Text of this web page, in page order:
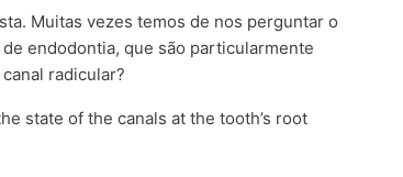
Muitas vezes temos de nos perguntar o
endodontia, que são particularmente
radicular?
state of the canals at the tooth’s root